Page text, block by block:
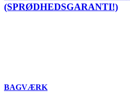
(SPRØDHEDSGARANTI!)
BAGVÆRK